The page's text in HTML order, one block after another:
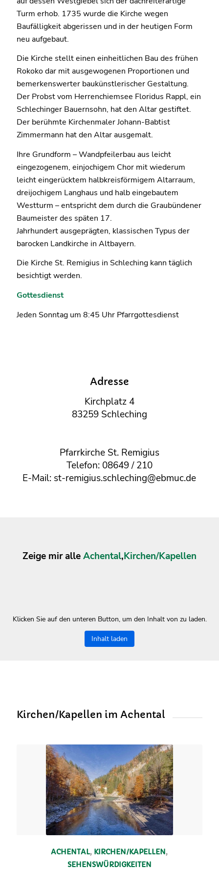
Turm erhob. 1735 wurde die Kirche wegen
Baufälligkeit abgerissen und in der heutigen Form
neu aufgebaut.
Die Kirche stellt einen einheitlichen Bau des frühen
Rokoko dar mit ausgewogenen Proportionen und
bemerkenswerter baukünstlerischer Gestaltung.
Der Probst vom Herrenchiemsee Floridus Rappl, ein
Schlechinger Bauernsohn, hat den Altar gestiftet.
Der berühmte Kirchenmaler Johann-Babtist
Zimmermann hat den Altar ausgemalt.
Ihre Grundform – Wandpfeilerbau aus leicht
eingezogenem, einjochigem Chor mit wiederum
leicht eingerücktem halbkreisförmigem Altarraum,
dreijochigem Langhaus und halb eingebautem
Westturm – entspricht dem durch die Graubündener
Baumeister des späten 17.
Jahrhundert ausgeprägten, klassischen Typus der
barocken Landkirche in Altbayern.
Die Kirche St. Remigius in Schleching kann täglich
besichtigt werden.
Gottesdienst
Jeden Sonntag um 8:45 Uhr Pfarrgottesdienst
Adresse
Kirchplatz 4
83259 Schleching
Pfarrkirche St. Remigius
Telefon: 08649 / 210
E-Mail: st-remigius.schleching@ebmuc.de
Zeige mir alleAchental,Kirchen/Kapellen
Klicken Sie auf den unteren Button, um den Inhalt von zu laden.
Inhalt laden
Kirchen/Kapellen im Achental
ACHENTAL, KIRCHEN/KAPELLEN,
SEHENSWÜRDIGKEITEN